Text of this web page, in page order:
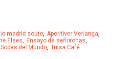
madrid souto Aperitiver Verlanga
Elses
Ensayo de señoronas
Sopas del Mundo Tulsa Café